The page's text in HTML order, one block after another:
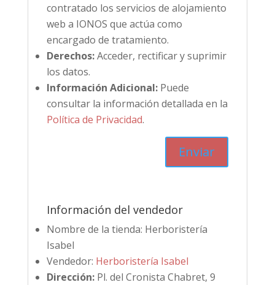
contratado los servicios de alojamiento
web a IONOS que actúa como
encargado de tratamiento.
Derechos:Acceder, rectificar y suprimir
los datos.
Información Adicional:Puede
consultar la información detallada en la
Política de Privacidad.
Información del vendedor
Nombre de la tienda: Herboristería
Isabel
Vendedor: Herboristería Isabel
Dirección: Pl. del Cronista Chabret, 9